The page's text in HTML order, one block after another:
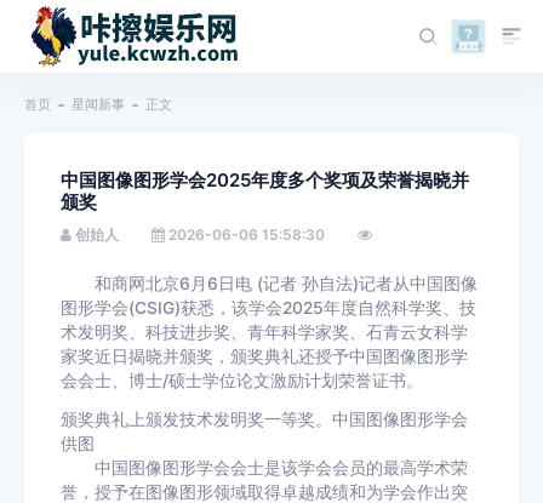
首页 星闻新事 正文
中国图像图形学会2025年度多个奖项及荣誉揭晓并
颁奖
创始人 2026-06-06 15:58:30
和商网北京6月6日电 (记者 孙自法)记者从中国图像
图形学会(CSIG)获悉，该学会2025年度自然科学奖、技
术发明奖、科技进步奖、青年科学家奖、石青云女科学
家奖近日揭晓并颁奖，颁奖典礼还授予中国图像图形学
会会士、博士/硕士学位论文激励计划荣誉证书。
颁奖典礼上颁发技术发明奖一等奖。中国图像图形学会
供图
中国图像图形学会会士是该学会会员的最高学术荣
誉，授予在图像图形领域取得卓越成绩和为学会作出突